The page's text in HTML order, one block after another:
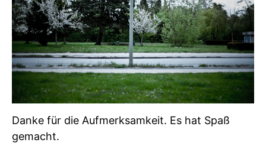
Danke für die Aufmerksamkeit. Es hat Spaß
gemacht.